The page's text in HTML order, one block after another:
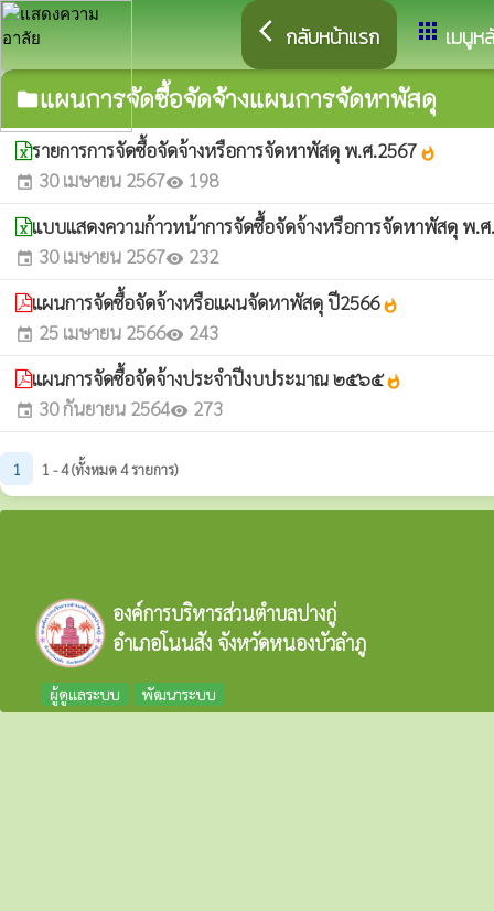
arrow_back_ios กลับหน้าแรก apps เมนูห
folderแผนการจัดซื้อจัดจ้างแผนการจัดหาพัสดุ
รายการการจัดซื้อจัดจ้างหรือการจัดหาพัสดุ พ.ศ.2567 whatshot
event 30 เมษายน 2567visibility 198
แบบแสดงความก้าวหน้าการจัดซื้อจัดจ้างหรือการจัดหาพัสดุ พ.
event 30 เมษายน 2567visibility 232
แผนการจัดซื้อจัดจ้างหรือแผนจัดหาพัสดุ ปี2566whatshot
event 25 เมษายน 2566visibility 243
แผนการจัดซื้อจัดจ้างประจำปีงบประมาณ ๒๕๖๕whatshot
event 30 กันยายน 2564visibility 273
1 1 - 4 (ทั้งหมด 4 รายการ)
องค์การบริหารส่วนตำบลปางกู่
อำเภอโนนสัง จังหวัดหนองบัวลำภู
ผู้ดูแลระบบ พัฒนาระบบ